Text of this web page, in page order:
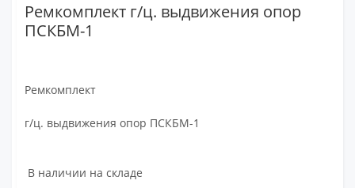
Ремкомплект г/ц. выдвижения опор
ПСКБМ-1
Ремкомплект
г/ц. выдвижения опор ПСКБМ-1
В наличии на складе